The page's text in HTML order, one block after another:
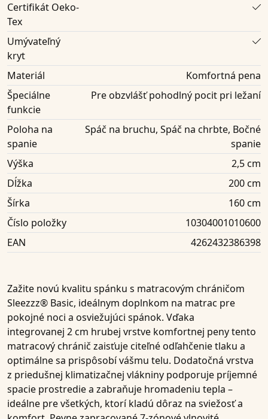
Certifikát Oeko-
Tex
Umývateľný
kryt
Materiál
Komfortná pena
Špeciálne
funkcie
Pre obzvlášť pohodlný pocit pri ležaní
Poloha na
spanie
Spáč na bruchu, Spáč na chrbte, Bočné
spanie
Výška
2,5 cm
Dĺžka
200 cm
Šírka
160 cm
Číslo položky
10304001010600
EAN
4262432386398
Zažite novú kvalitu spánku s matracovým chráničom
Sleezzz® Basic, ideálnym doplnkom na matrac pre
pokojné noci a osviežujúci spánok. Vďaka
integrovanej 2 cm hrubej vrstve komfortnej penytento
matracový chránič zaisťuje citeľnéodľahčenie tlaku a
optimálne sa prispôsobí vášmu telu. Dodatočná vrstva
z priedušnej klimatizačnej vlákniny podporuje príjemné
spacie prostredie a zabraňuje hromadeniu tepla –
ideálne pre všetkých, ktorí kladú dôraz na sviežosť a